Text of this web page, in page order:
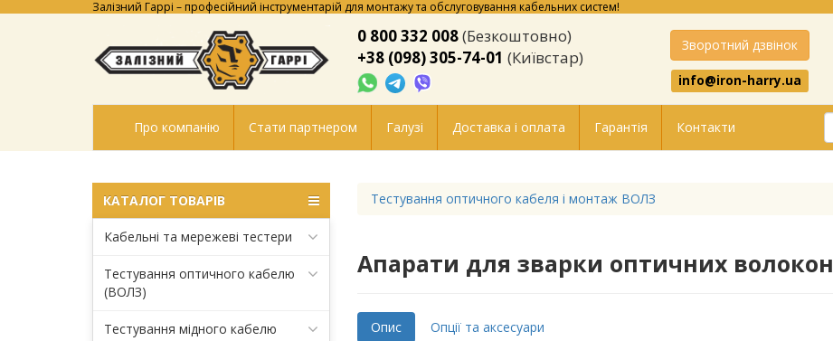
Залізний Гаррі – професійний інструментарій для монтажу та обслуговування кабельних систем!
0 800 332 008(Безкоштовно)
+38 (098) 305-74-01 (Київстар)
Зворотний дзвінок
info@iron-harry.ua
Про компанію Стати партнером Галузі Доставка і оплата Гарантія Контакти
КАТАЛОГ ТОВАРІВ
Кабельні та мережеві тестери
Тестування оптичного кабелю
(ВОЛЗ)
Тестування мідного кабелю
Тестування оптичного кабеля і монтаж ВОЛЗ
Апарати для зварки оптичних волокон
Опис Опції та аксесуари